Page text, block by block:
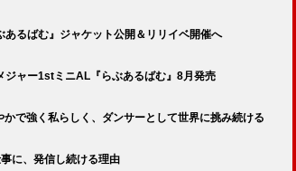
るばむ』ジャケット公開＆リリイベ開催へ
ジャー1stミニAL『らぶあるばむ』8月発売
で強く私らしく、ダンサーとして世界に挑み続ける
に、発信し続ける理由